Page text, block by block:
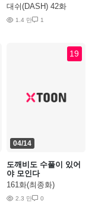
대쉬(DASH) 42화
1.4 만 1
19
04/14
도깨비도 수풀이 있어
야 모인다
161화(최종화)
2.3 만 0